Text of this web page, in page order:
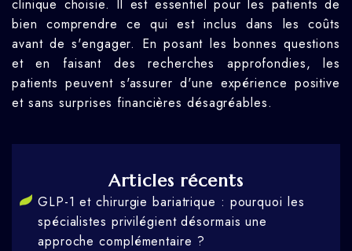
clinique choisie. Il est essentiel pour les patients de
bien comprendre ce qui est inclus dans les coûts
avant de s'engager. En posant les bonnes questions
et en faisant des recherches approfondies, les
patients peuvent s'assurer d'une expérience positive
et sans surprises financières désagréables.
Articles récents
GLP-1 et chirurgie bariatrique : pourquoi les
spécialistes privilégient désormais une
approche complémentaire ?